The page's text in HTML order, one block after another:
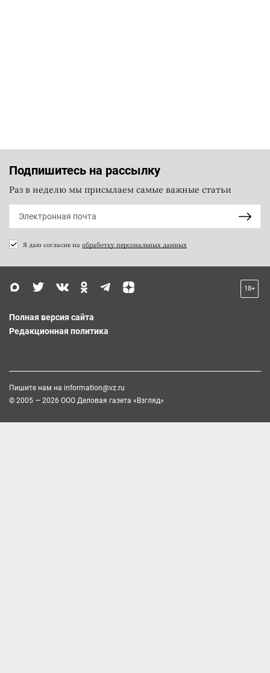
Подпишитесь на рассылку
Раз в неделю мы присылаем самые важные статьи
Я даю согласие на обработку персональных данных
18+
Полная версия сайта
Редакционная политика
Пишите нам на information@vz.ru
© 2005 — 2026 ООО Деловая газета «Взгляд»